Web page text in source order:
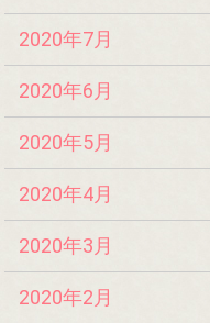
2020年7月
2020年6月
2020年5月
2020年4月
2020年3月
2020年2月